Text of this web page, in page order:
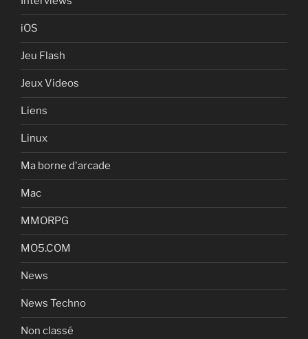
iOS
Jeu Flash
Jeux Videos
Liens
Linux
Ma borne d'arcade
Mac
MMORPG
MO5.COM
News
News Techno
Non classé